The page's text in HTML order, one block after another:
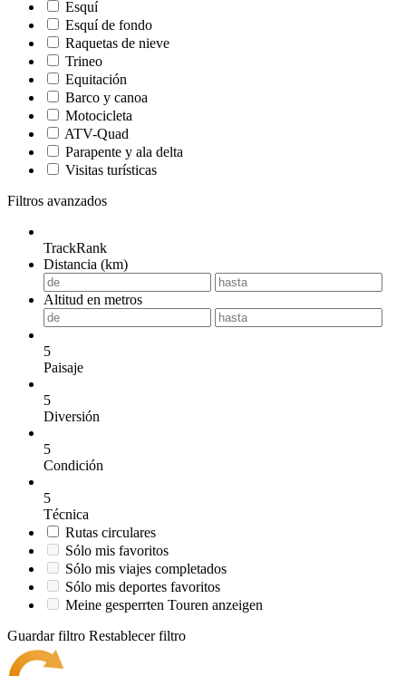
Esquí
Esquí de fondo
Raquetas de nieve
Trineo
Equitación
Barco y canoa
Motocicleta
ATV-Quad
Parapente y ala delta
Visitas turísticas
Filtros avanzados
TrackRank
Distancia (km)
Altitud en metros
5
Paisaje
5
Diversión
5
Condición
5
Técnica
Rutas circulares
Sólo mis favoritos
Sólo mis viajes completados
Sólo mis deportes favoritos
Meine gesperrten Touren anzeigen
Guardar filtro Restablecer filtro